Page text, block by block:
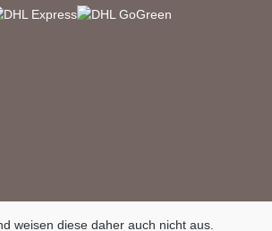
weisen diese daher auch nicht aus.